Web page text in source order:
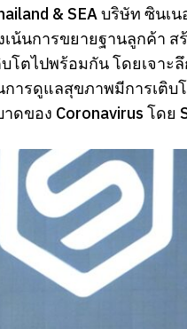
& SEA บริษัท ซิน
เน้นการขยายฐานลูกค้า
โตไปพร้อมกัน โดยเจ
ารดูแลสุขภาพมีการเติบ
ดของ Coronavirus โดย